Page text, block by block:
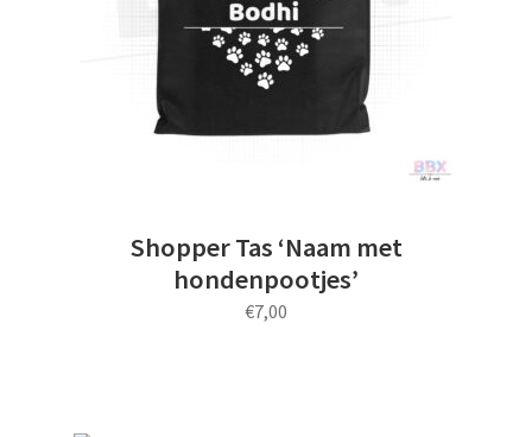
Shopper Tas ‘Naam met
hondenpootjes’
€7,00